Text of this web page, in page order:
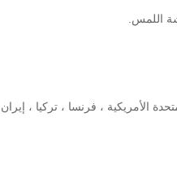
اللمس.
الأمريكية ، فرنسا ، تركيا ،